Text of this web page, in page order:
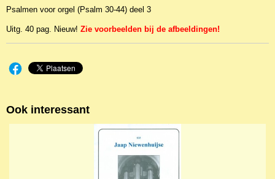
EAN code
Psalmen voor orgel (Psalm 30-44) deel 3
Uitg. 40 pag. Nieuw! Zie voorbeelden bij de afbeeldingen!
Ook interessant